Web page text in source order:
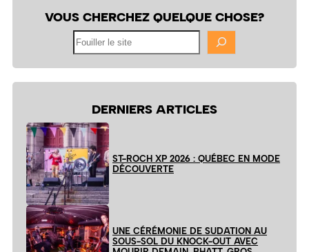
VOUS CHERCHEZ QUELQUE CHOSE?
DERNIERS ARTICLES
ST-ROCH XP 2026 : QUÉBEC EN MODE
DÉCOUVERTE
UNE CÉRÉMONIE DE SUDATION AU
SOUS-SOL DU KNOCK-OUT AVEC